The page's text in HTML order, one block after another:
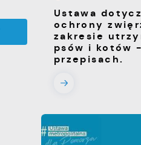
Ustawa
ochrony
zakresie
psów i kotów
przepisach.